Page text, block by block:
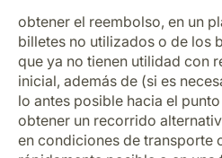
obtener el reembolso, en un
billetes no utilizados o de los
que ya no tienen utilidad con
inicial, además de (si es
lo antes posible hacia el
obtener un recorrido
en condiciones de transporte